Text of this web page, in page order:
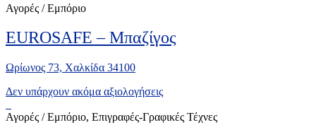
Αγορές / Εμπόριο
EUROSAFE – Μπαζίγος
Ωρίωνος 73, Χαλκίδα 34100
Δεν υπάρχουν ακόμα αξιολογήσεις
Αγορές / Εμπόριο, Επιγραφές-Γραφικές Τέχνες